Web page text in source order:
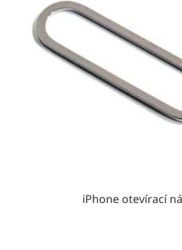
iPhone otevírací